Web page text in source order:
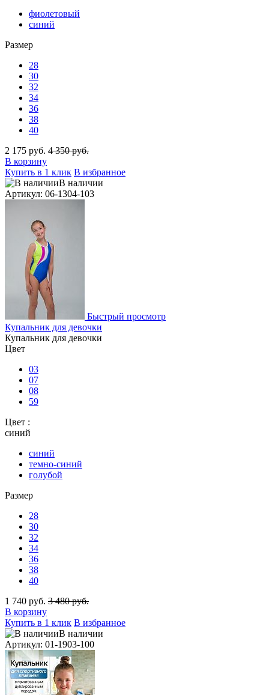
фиолетовый
синий
Размер
28
30
32
34
36
38
40
2 175 руб. 4 350 руб.
В корзину
Купить в 1 клик В избранное
В наличии
Артикул: 06-1304-103
Быстрый просмотр
Купальник для девочки
Купальник для девочки
Цвет
03
07
08
59
Цвет :
синий
синий
темно-синий
голубой
Размер
28
30
32
34
36
38
40
1 740 руб. 3 480 руб.
В корзину
Купить в 1 клик В избранное
В наличии
Артикул: 01-1903-100